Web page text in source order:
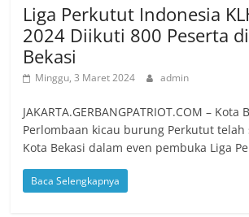
Liga Perkutut Indonesia
2024 Diikuti 800 Peserta
Bekasi
Minggu, 3 Maret 2024 admin
JAKARTA.GERBANGPATRIOT.COM – Kota
Perlombaan kicau burung Perkutut telah
Kota Bekasi dalam even pembuka Liga
Baca Selengkapnya